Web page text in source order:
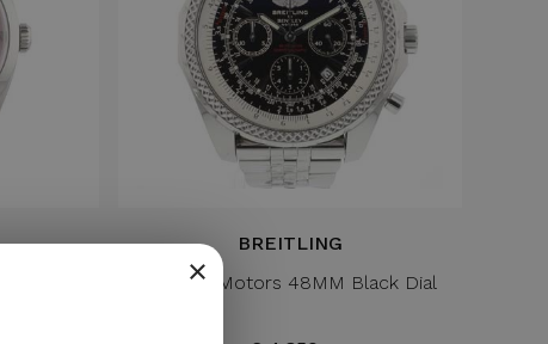
BREITLING
Bentley Motors 48MM Black Dial
×